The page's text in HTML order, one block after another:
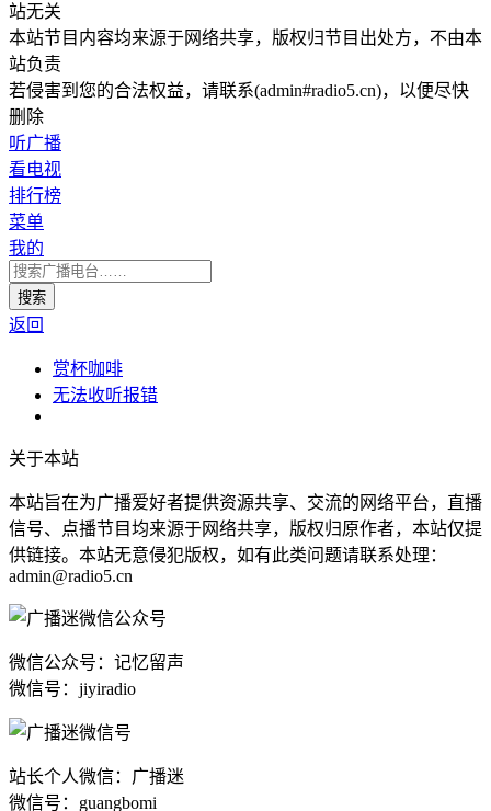
站无关
本站节目内容均来源于网络共享，版权归节目出处方，不由本
站负责
若侵害到您的合法权益，请联系(admin#radio5.cn)，以便尽快
删除
听广播
看电视
排行榜
菜单
我的
返回
赏杯咖啡
无法收听报错
关于本站
本站旨在为广播爱好者提供资源共享、交流的网络平台，直播
信号、点播节目均来源于网络共享，版权归原作者，本站仅提
供链接。本站无意侵犯版权，如有此类问题请联系处理：
admin@radio5.cn
微信公众号：记忆留声
微信号：jiyiradio
站长个人微信：广播迷
微信号：guangbomi